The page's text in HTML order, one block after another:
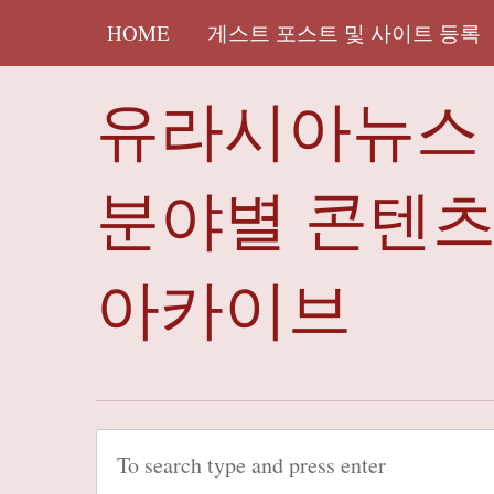
HOME 게스트 포스트 및 사이트 등록
유라시아뉴스
분야별 콘텐
아카이브